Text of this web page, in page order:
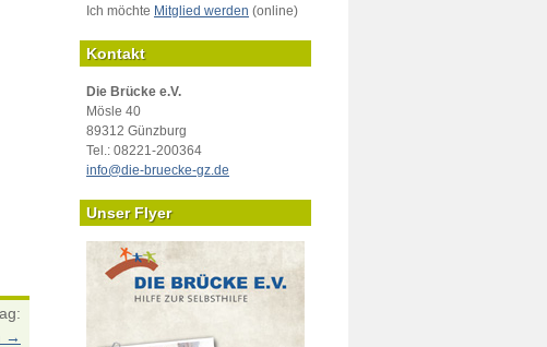
→
Ich möchte Mitglied werden (online)
Kontakt
Die Brücke e.V.
Mösle 40
89312 Günzburg
Tel.: 08221-200364
info@die-bruecke-gz.de
Unser Flyer